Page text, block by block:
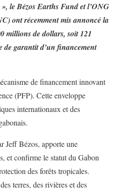
le Bézos Earths Fund et l’ONG
ont récemment mis annoncé la
millions de dollars, soit 121
garantit d’un financement
de financement innovant
(PFP). Cette enveloppe
internationaux et des
Jeff Bézos, apporte une
et confirme le statut du Gabon
des forêts tropicales.
terres, des rivières et des